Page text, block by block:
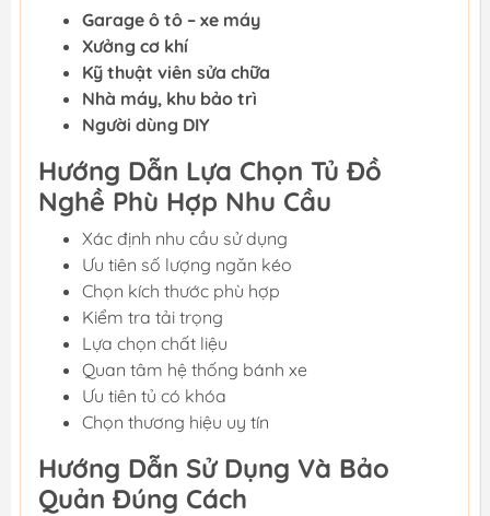
Garage ô tô – xe máy
Xưởng cơ khí
Kỹ thuật viên sửa chữa
Nhà máy, khu bảo trì
Người dùng DIY
Hướng Dẫn Lựa Chọn Tủ Đồ
Nghề Phù Hợp Nhu Cầu
Xác định nhu cầu sử dụng
Ưu tiên số lượng ngăn kéo
Chọn kích thước phù hợp
Kiểm tra tải trọng
Lựa chọn chất liệu
Quan tâm hệ thống bánh xe
Ưu tiên tủ có khóa
Chọn thương hiệu uy tín
Hướng Dẫn Sử Dụng Và Bảo
Quản Đúng Cách